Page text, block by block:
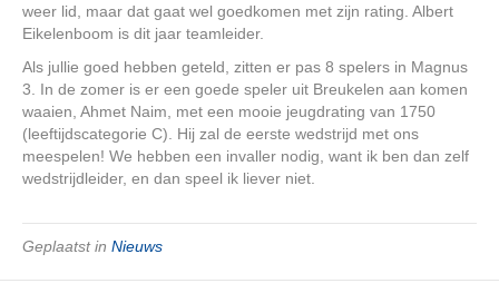
weer lid, maar dat gaat wel goedkomen met zijn rating. Albert
Eikelenboom is dit jaar teamleider.
Als jullie goed hebben geteld, zitten er pas 8 spelers in Magnus
3. In de zomer is er een goede speler uit Breukelen aan komen
waaien, Ahmet Naim, met een mooie jeugdrating van 1750
(leeftijdscategorie C). Hij zal de eerste wedstrijd met ons
meespelen! We hebben een invaller nodig, want ik ben dan zelf
wedstrijdleider, en dan speel ik liever niet.
Geplaatst in Nieuws